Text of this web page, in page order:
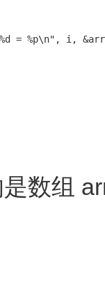
= %p\n", i,
数组